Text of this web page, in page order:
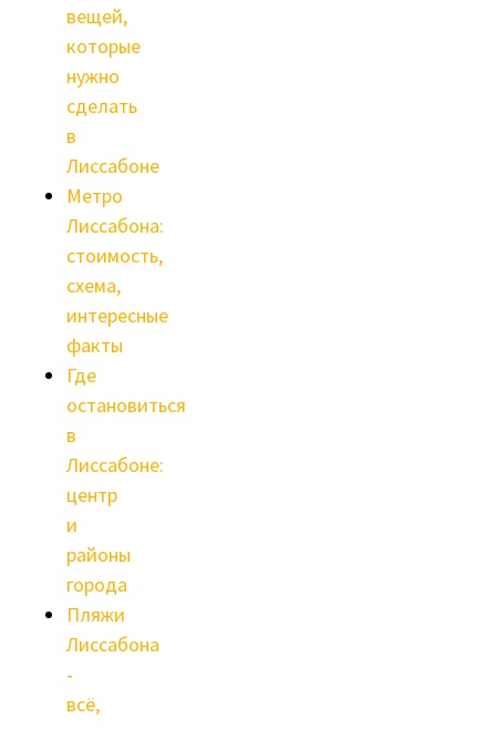
вещей,
которые
нужно
сделать
в
Лиссабоне
Метро
Лиссабона:
стоимость,
схема,
интересные
факты
Где
остановиться
в
Лиссабоне:
центр
и
районы
города
Пляжи
Лиссабона
-
всё,